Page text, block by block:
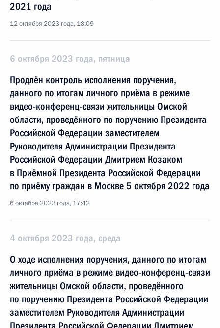
2021 года
12 октября 2023 года, 18:09
6 октября 2023 года, пятница
Продлён контроль исполнения поручения,
данного по итогам личного приёма в режиме
видео-конференц-связи жительницы Омской
области, проведённого по поручению Президента
Российской Федерации заместителем
Руководителя Администрации Президента
Российской Федерации Дмитрием Козаком
в Приёмной Президента Российской Федерации
по приёму граждан в Москве 5 октября 2022 года
6 октября 2023 года, 17:42
4 октября 2023 года, среда
О ходе исполнения поручения, данного по итогам
личного приёма в режиме видео-конференц-связи
жительницы Омской области, проведённого
по поручению Президента Российской Федерации
заместителем Руководителя Администрации
Президента Российской Федерации Дмитрием